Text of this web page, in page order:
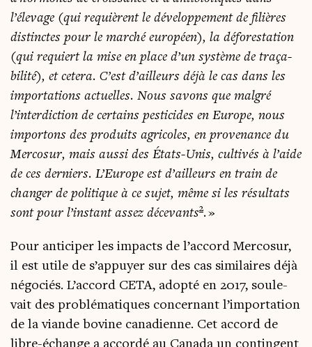
l’élevage (qui requièrent le déve­lop­pe­ment de filières
dis­tinctes pour le mar­ché euro­péen), la défo­res­ta­tion
(qui requiert la mise en place d’un sys­tème de tra­ça­
bi­li­té), et cete­ra. C’est d’ailleurs déjà le cas dans les
impor­ta­tions actuelles. Nous savons que mal­gré
l’interdiction de cer­tains pes­ti­cides en Europe, nous
impor­tons des pro­duits agri­coles, en pro­ve­nance du
Mer­co­sur, mais aus­si des États-Unis, culti­vés à l’aide
de ces der­niers. L’Europe est d’ailleurs en train de
chan­ger de poli­tique à ce sujet, même si les résul­tats
sont pour l’instant assez déce­vants2. »
Pour anti­ci­per les impacts de l’accord Mer­co­sur,
il est utile de s’appuyer sur des cas simi­laires déjà
négo­ciés. L’accord CETA, adop­té en 2017, sou­le­
vait des pro­blé­ma­tiques concer­nant l’importation
de la viande bovine cana­dienne. Cet accord de
libre-échange a accor­dé au Cana­da un contin­gent